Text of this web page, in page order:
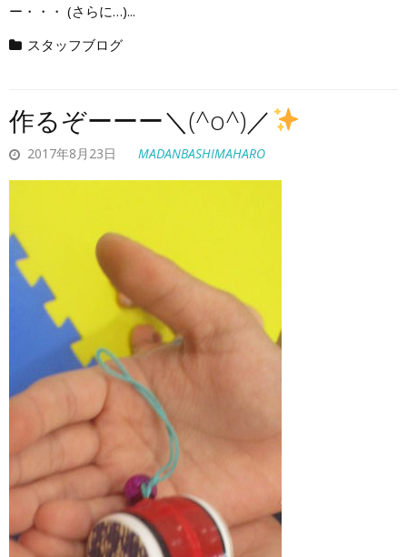
ー・・・ (さらに…)...
スタッフブログ
作るぞーーー＼(^o^)／
2017年8月23日 MADANBASHIMAHARO